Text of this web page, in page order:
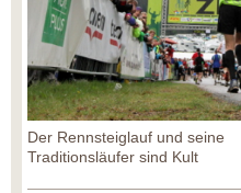
Der Rennsteiglauf und seine
Traditionsläufer sind Kult